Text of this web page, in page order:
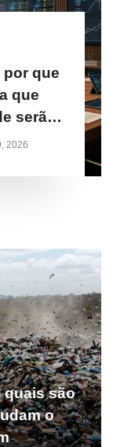
que
que
serão
2026
quais são
o